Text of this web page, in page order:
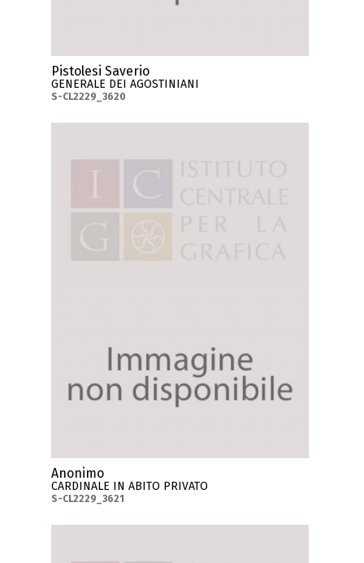
Pistolesi Saverio
GENERALE DEI AGOSTINIANI
S-CL2229_3620
Anonimo
CARDINALE IN ABITO PRIVATO
S-CL2229_3621